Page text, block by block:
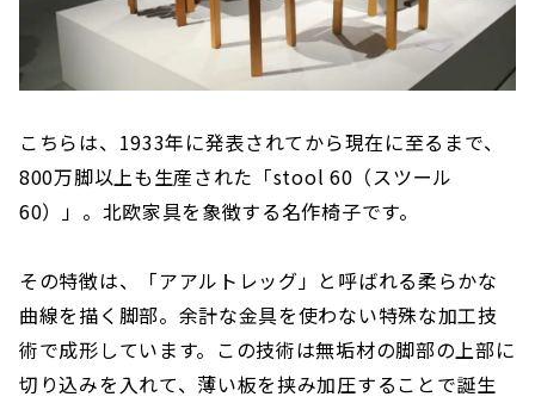
こちらは、1933年に発表されてから現在に至るまで、
800万脚以上も生産された「stool 60（スツール
60）」。北欧家具を象徴する名作椅子です。
その特徴は、「アアルトレッグ」と呼ばれる柔らかな
曲線を描く脚部。余計な金具を使わない特殊な加工技
術で成形しています。この技術は無垢材の脚部の上部に
切り込みを入れて、薄い板を挟み加圧することで誕生